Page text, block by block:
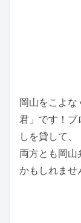
岡山をこよな
君」です！ブ
しを貸して、
両方とも岡山
かもしれま